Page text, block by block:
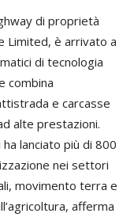
di proprietà
Limited, è arrivato a
di tecnologia
combina
e carcasse
alte prestazioni.
lanciato più di 800
nei settori
movimento terra e
afferma